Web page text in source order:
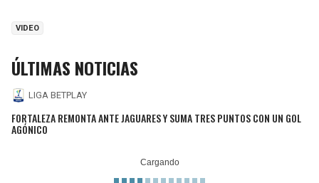
VIDEO
ÚLTIMAS NOTICIAS
LIGA BETPLAY
FORTALEZA REMONTA ANTE JAGUARES Y SUMA TRES PUNTOS CON UN GOL
AGÓNICO